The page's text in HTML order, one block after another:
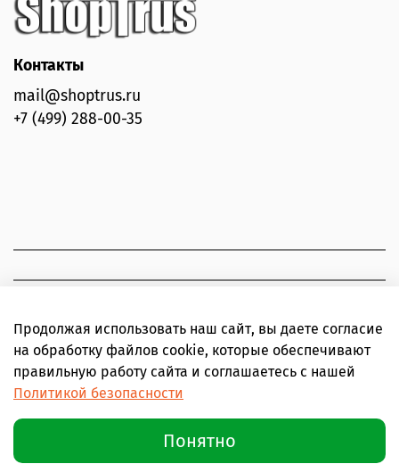
Контакты
mail@shoptrus.ru
+7 (499) 288-00-35
Продолжая использовать наш сайт, вы даете согласие
на обработку файлов cookie, которые обеспечивают
правильную работу сайта и соглашаетесь с нашей
Политикой безопасности
Понятно